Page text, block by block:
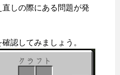
しの際にある問題が発
認してみましょう。